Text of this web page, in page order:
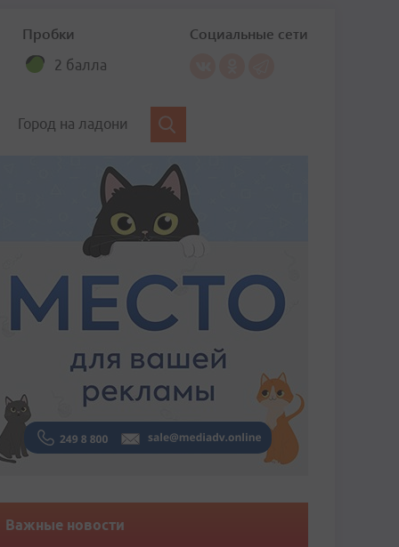
Пробки
2 балла
Социальные сети
Город на ладони
Важные новости